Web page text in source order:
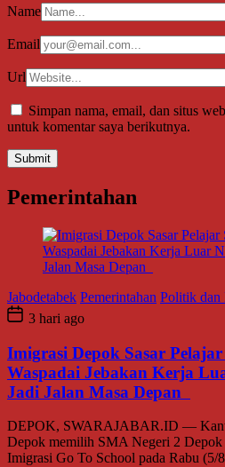
Name
Email
Url
Simpan nama, email, dan situs
untuk komentar saya berikutnya.
Pemerintahan
Jabodetabek Pemerintahan Politik dan
3 hari ago
Imigrasi Depok Sasar
Waspadai Jebakan Kerja
Jadi Jalan Masa Depan
DEPOK, SWARAJABAR.ID —
Depok memilih SMA Negeri 2 Depok
Imigrasi Go To School pada Rabu